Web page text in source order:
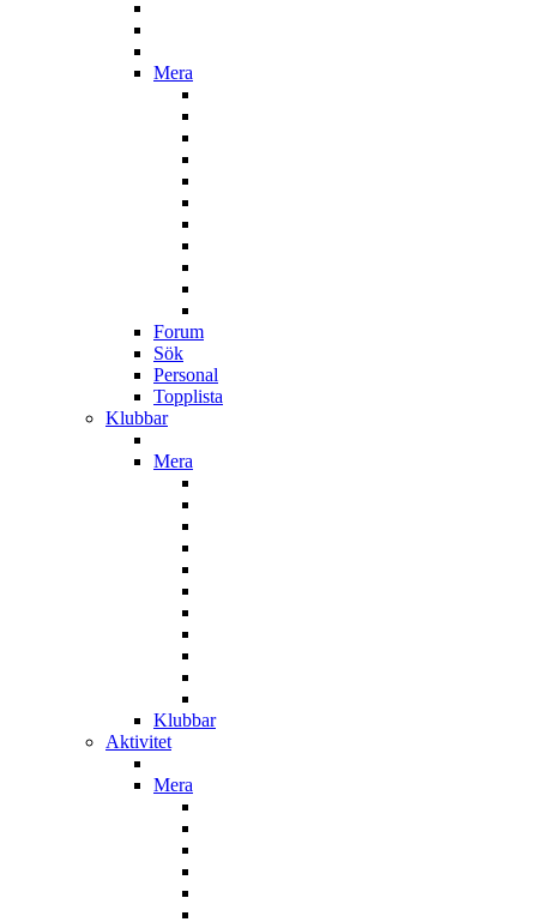
Mera
Forum
Sök
Personal
Topplista
Klubbar
Mera
Klubbar
Aktivitet
Mera